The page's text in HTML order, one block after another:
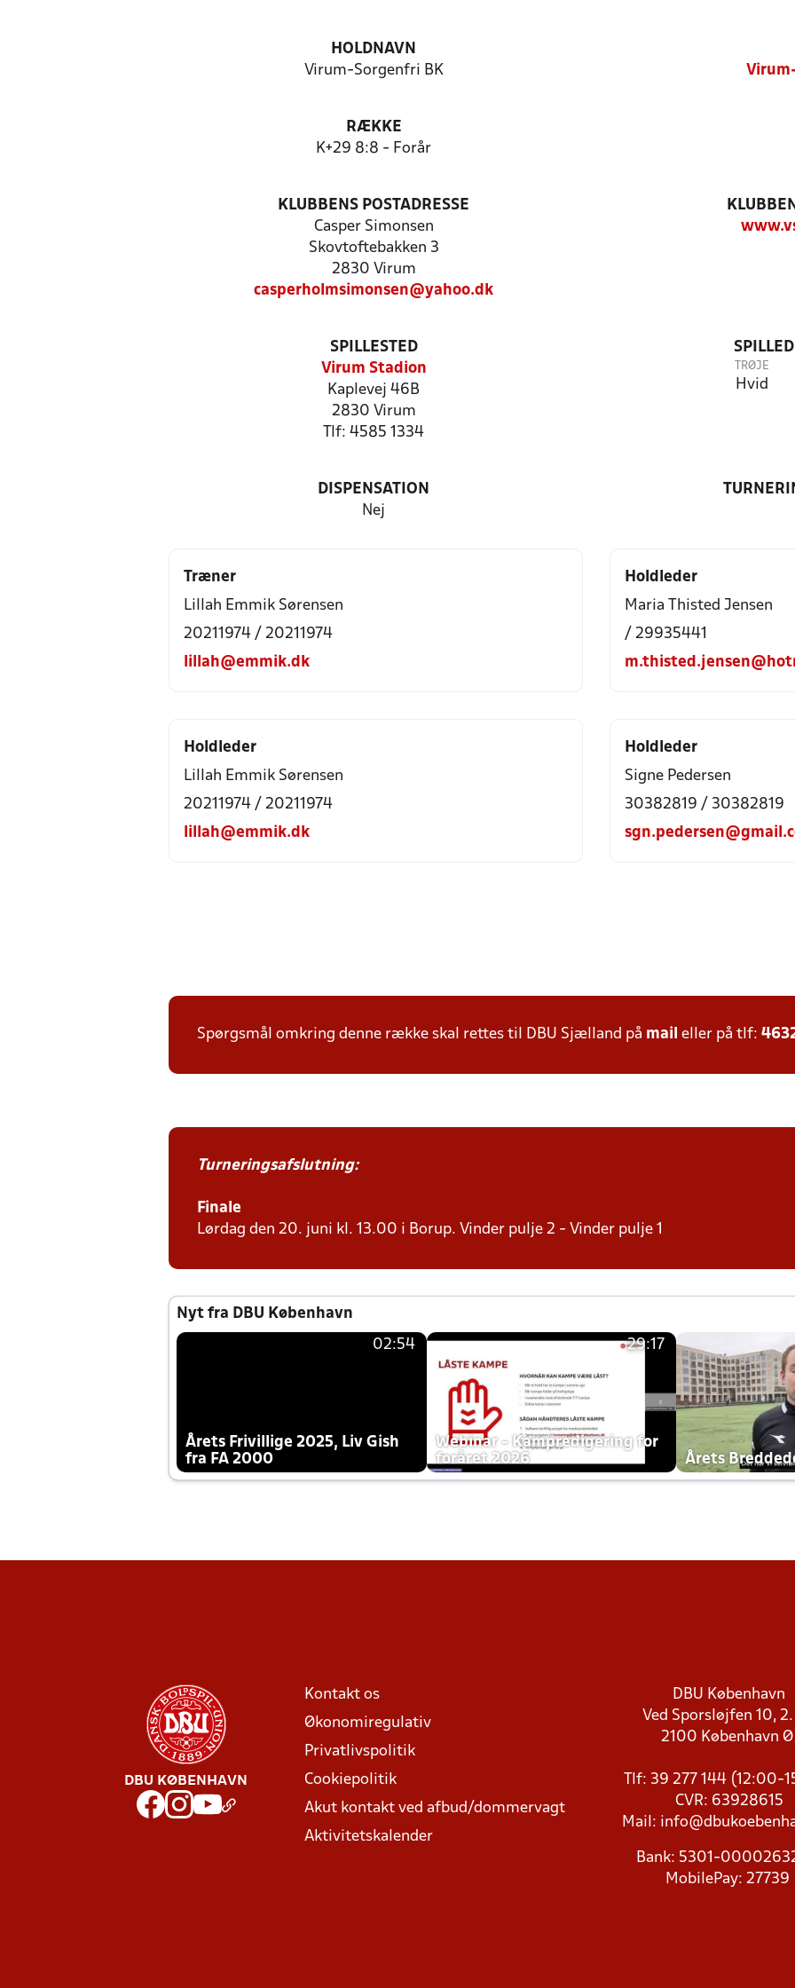
HOLDNAVN
Virum-Sorgenfri BK
RÆKKE
K+29 8:8 - Forår
KLUBBENS POSTADRESSE
Casper Simonsen
Skovtoftebakken 3
2830 Virum
casperholmsimonsen@yahoo.dk
SPILLESTED
Virum Stadion
Kaplevej 46B
2830 Virum
Tlf: 4585 1334
TRØJE
Hvid
DISPENSATION
Nej
Træner
Lillah Emmik Sørensen
20211974 / 20211974
lillah@emmik.dk
Holdleder
Maria Thisted Jensen
/ 29935441
Holdleder
Lillah Emmik Sørensen
20211974 / 20211974
lillah@emmik.dk
Holdleder
Signe Pedersen
30382819 / 30382819
Spørgsmål omkring denne række skal rettes til DBU Sjælland på mail eller på tlf:
Turneringsafslutning:
Finale
Lørdag den 20. juni kl. 13.00 i Borup. Vinder pulje 2 - Vinder pulje 1
Nyt fra DBU København
02:54
Årets Frivillige 2025, Liv Gish
fra FA 2000
29:17
Webinar - Kampredigering for
foråret 2026
Årets
DBU KØBENHAVN
Kontakt os
Økonomiregulativ
Privatlivspolitik
Cookiepolitik
Akut kontakt ved afbud/dommervagt
Aktivitetskalender
DBU København
Ved Sporsløjfen 10, 2.
2100 København Ø
Tlf: 39 277 144 (12:00-
CVR: 63928615
Mail:
Bank: 5301-
MobilePay: 27739